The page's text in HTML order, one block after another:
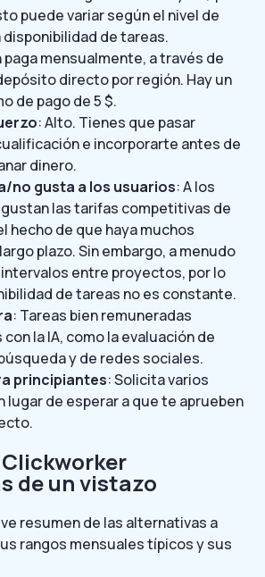
puede variar según el nivel de
disponibilidad de tareas.
paga mensualmente, a través de
directo por región. Hay un
de pago de 5 $.
: Alto. Tienes que pasar
e incorporarte antes de
dinero.
no gusta a los usuarios: A los
las tarifas competitivas de
hecho de que haya muchos
plazo. Sin embargo, a menudo
entre proyectos, por lo
de tareas no es constante.
: Tareas bien remuneradas
la IA, como la evaluación de
y de redes sociales.
principiantes: Solicita varios
lugar de esperar a que te aprueben
de un vistazo
resumen de las alternativas a
rangos mensuales típicos y sus